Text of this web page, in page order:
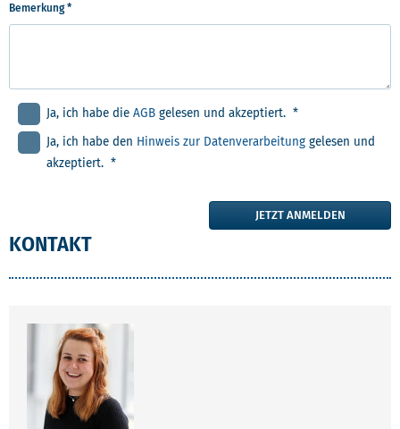
Bemerkung *
Ja, ich habe die AGB gelesen und akzeptiert. *
Ja, ich habe den Hinweis zur Datenverarbeitung gelesen und
akzeptiert. *
JETZT ANMELDEN
KONTAKT